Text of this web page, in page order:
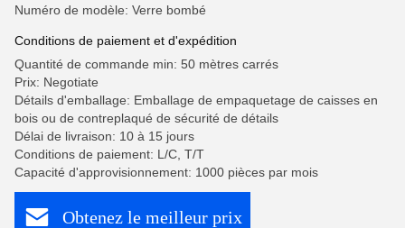
Numéro de modèle: Verre bombé
Conditions de paiement et d'expédition
Quantité de commande min: 50 mètres carrés
Prix: Negotiate
Détails d'emballage: Emballage de empaquetage de caisses en
bois ou de contreplaqué de sécurité de détails
Délai de livraison: 10 à 15 jours
Conditions de paiement: L/C, T/T
Capacité d'approvisionnement: 1000 pièces par mois
Obtenez le meilleur prix